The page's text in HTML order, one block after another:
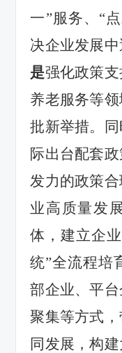
一”服务、 “
决企业发展中
是强化政策支
养老服务等
批新举措。 同
际出台配套
发力的政策合
业高质量发
体，建立企业
统”全流程培
部企业、平
聚集等方式
同发展 ，构